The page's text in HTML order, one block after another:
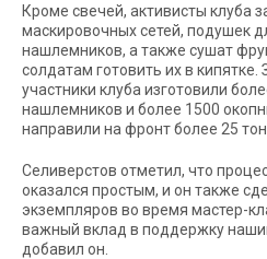
Кроме свечей, активисты клуба
маскировочных сетей, подушек
нашлемников, а также сушат
солдатам готовить их в кипятке.
участники клуба изготовили
нашлемников и более 1500
направили на фронт более 25
Селиверстов отметил, что
оказался простым, и он также
экземпляров во время мастер-
важный вклад в поддержку
добавил он.